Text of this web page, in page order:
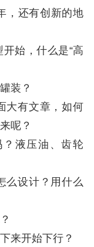
，还有创新的地
始，什么是“高
装？
大有文章，如何
呢？
液压油、齿轮
么设计？用什么
来开始下行？